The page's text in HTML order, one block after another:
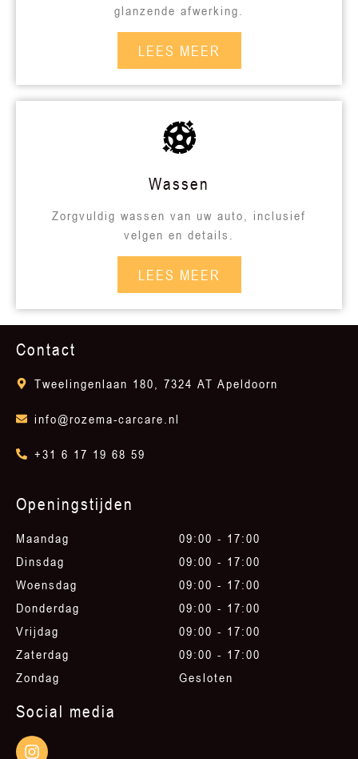
glanzende afwerking.
LEES MEER
Wassen
Zorgvuldig wassen van uw auto, inclusief
velgen en details.
LEES MEER
Contact
Tweelingenlaan 180, 7324 AT Apeldoorn
info@rozema-carcare.nl
+31 6 17 19 68 59
Openingstijden
Maandag
Dinsdag
Woensdag
Donderdag
Vrijdag
Zaterdag
Zondag
09:00 - 17:00
09:00 - 17:00
09:00 - 17:00
09:00 - 17:00
09:00 - 17:00
09:00 - 17:00
Gesloten
Social media